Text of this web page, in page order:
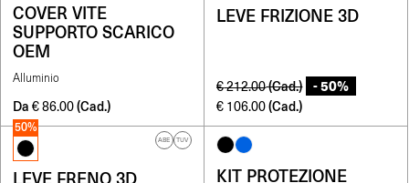
COVER VITE
SUPPORTO SCARICO
OEM
Alluminio
Da €86.00 (Cad.)
LEVE FRIZIONE 3D
€212.00(Cad.) - 50%
€ 106.00 (Cad.)
50%
ABE TUV
LEVE FRENO 3D
KIT PROTEZIONE